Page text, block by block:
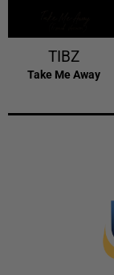
TIBZ
Take Me Away